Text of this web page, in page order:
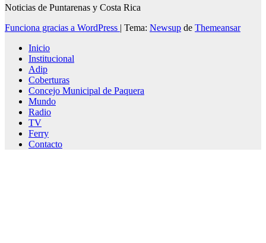
Noticias de Puntarenas y Costa Rica
Funciona gracias a WordPress | Tema: Newsup de Themeansar
Inicio
Institucional
Adip
Coberturas
Concejo Municipal de Paquera
Mundo
Radio
TV
Ferry
Contacto